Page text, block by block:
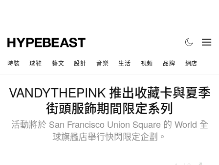
時裝 球鞋 藝文 設計 音樂 生活 視頻 品牌 網店
VANDYTHEPINK 推出收藏卡與夏季
街頭服飾期間限定系列
活動將於 San Francisco Union Square 的 World 全
球旗艦店舉行快閃限定企劃。